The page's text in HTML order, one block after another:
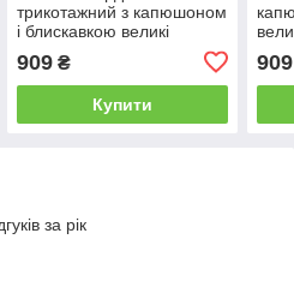
трикотажний з капюшоном
і блискавкою великі
909₴
Купити
909
за рік